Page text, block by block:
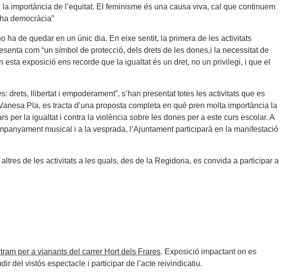
importància de l’equitat. El feminisme és una causa viva, cal que continuem
democràcia”
ha de quedar en un únic dia. En eixe sentit, la primera de les activitats
com “un símbol de protecció, dels drets de les dones,i la necessitat de
exposició ens recorde que la igualtat és un dret, no un privilegi, i que el
llibertat i empoderament”, s’han presentat totes les activitats que es
Pla, es tracta d’una proposta completa en què pren molta importància la
per la igualtat i contra la violència sobre les dones per a este curs escolar. A
musical i a la vesprada, l’Ajuntament participarà en la manifestació
de les activitats a les quals, des de la Regidoria, es convida a participar a
per a vianants del carrer Hort dels Frares. Exposició impactant on es
del vistós espectacle i participar de l’acte reivindicatiu.